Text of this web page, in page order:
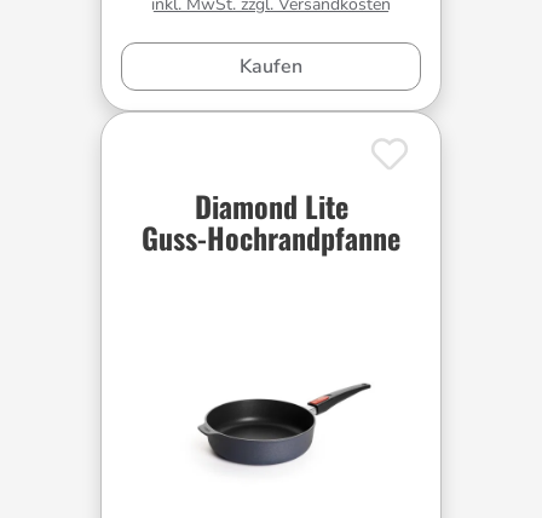
Kaufen
Diamond Lite
Guss-Hochrandpfanne